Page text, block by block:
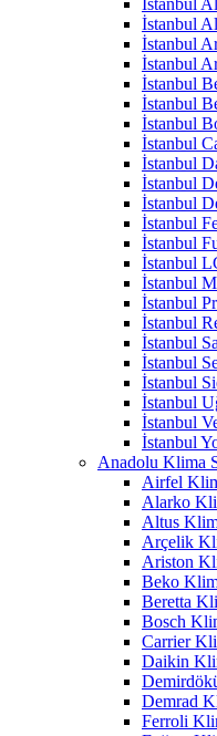
İstanbul
İstanbul
İstanbul
İstanbul
İstanbul
İstanbul
İstanbul
İstanbul
İstanbul
İstanbul
İstanbul
İstanbul
İstanbul
İstanbul
İstanbul
İstanbul
İstanbul
İstanbul
İstanbul
İstanbul
İstanbul
İstanbul
Anadolu Klima
Airfel
Alarko
Altus
Arçelik
Ariston
Beko
Beretta
Bosch
Carrier
Daikin
Demrad
Ferroli